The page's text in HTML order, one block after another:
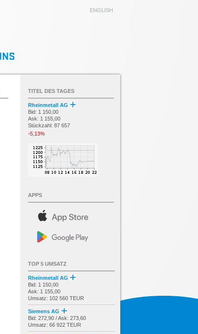
ENGLISH
TITEL DES TAGES
Rheinmetall AG
Bid: 1 150,00
Ask: 1 155,00
Stückzahl: 87 657
-5,13%
APPS
TOP 5 UMSATZ
Rheinmetall AG
Bid: 1 150,00
Ask: 1 155,00
Umsatz: 102 560 TEUR
Siemens AG
Bid: 272,90 / Ask: 273,60
Umsatz: 66 922 TEUR